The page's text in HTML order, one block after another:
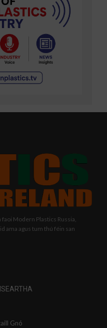
Modern Plastics Russia,
ama agus tum thú féin san
Gnó